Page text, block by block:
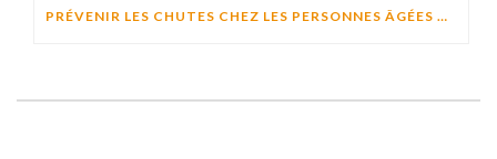
PRÉVENIR LES CHUTES CHEZ LES PERSONNES ÂGÉES À DOMICILE : CAUSES, RISQUES ET SOLUTIONS EFFICACES